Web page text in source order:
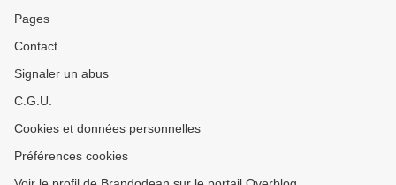
Pages
Contact
Signaler un abus
C.G.U.
Cookies et données personnelles
Préférences cookies